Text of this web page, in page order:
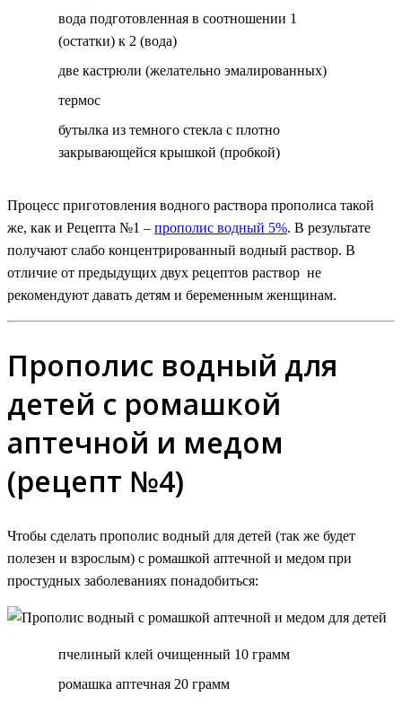
вода подготовленная в соотношении 1
(остатки) к 2 (вода)
две кастрюли (желательно эмалированных)
термос
бутылка из темного стекла с плотно
закрывающейся крышкой (пробкой)
Процесс приготовления водного раствора прополиса такой
же, как и Рецепта №1 – прополис водный 5%. В результате
получают слабо концентрированный водный раствор. В
отличие от предыдущих двух рецептов раствор не
рекомендуют давать детям и беременным женщинам.
Прополис водный для
детей с ромашкой
аптечной и медом
(рецепт №4)
Чтобы сделать прополис водный для детей (так же будет
полезен и взрослым) с ромашкой аптечной и медом при
простудных заболеваниях понадобиться:
пчелиный клей очищенный 10 грамм
ромашка аптечная 20 грамм